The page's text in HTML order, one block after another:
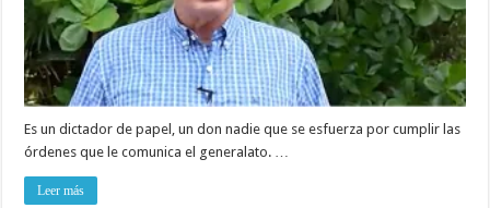
Es un dictador de papel, un don nadie que se esfuerza por cumplir las
órdenes que le comunica el generalato. …
Leer más